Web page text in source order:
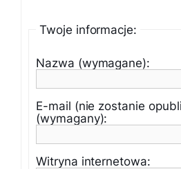
Twoje informacje:
Nazwa (wymagane):
E-mail (nie zostanie
(wymagany):
Witryna internetowa: